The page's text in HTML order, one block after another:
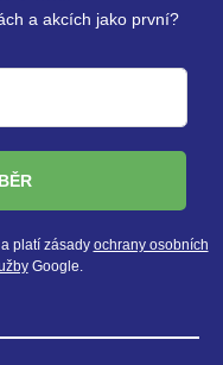
a akcích jako první?
platí zásady ochrany osobních
Google.